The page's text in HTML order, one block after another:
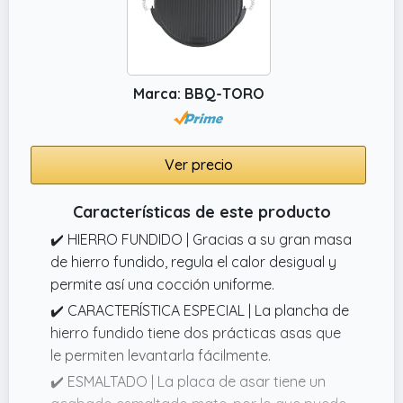
Marca: BBQ-TORO
Ver precio
Características de este producto
✔️ HIERRO FUNDIDO | Gracias a su gran masa
de hierro fundido, regula el calor desigual y
permite así una cocción uniforme.
✔️ CARACTERÍSTICA ESPECIAL | La plancha de
hierro fundido tiene dos prácticas asas que
le permiten levantarla fácilmente.
✔️ ESMALTADO | La placa de asar tiene un